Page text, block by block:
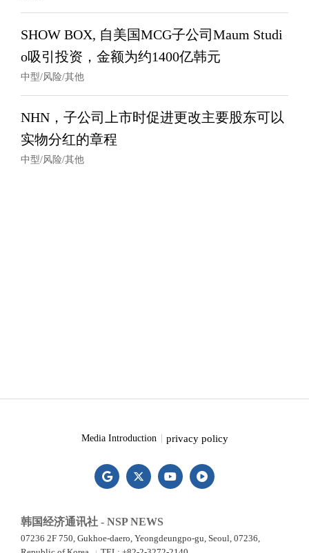
SHOW BOX, 自美国MCG子公司Maum Studi
o吸引投资，金额为约1400亿韩元
中型/风险/其他
NHN，子公司上市时促进更改主要股东可以
实物分红的章程
中型/风险/其他
Media Introduction privacy policy
韩国经济通讯社 - NSP NEWS
07236 2F 750, Gukhoe-daero, Yeongdeungpo-gu, Seoul, 07236,